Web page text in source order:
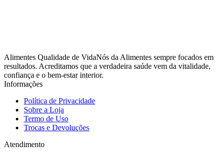
Alimentes Qualidade de VidaNós da Alimentes sempre focados em
resultados. Acreditamos que a verdadeira saúde vem da vitalidade,
confiança e o bem-estar interior.
Informações
Política de Privacidade
Sobre a Loja
Termo de Uso
Trocas e Devoluções
Atendimento